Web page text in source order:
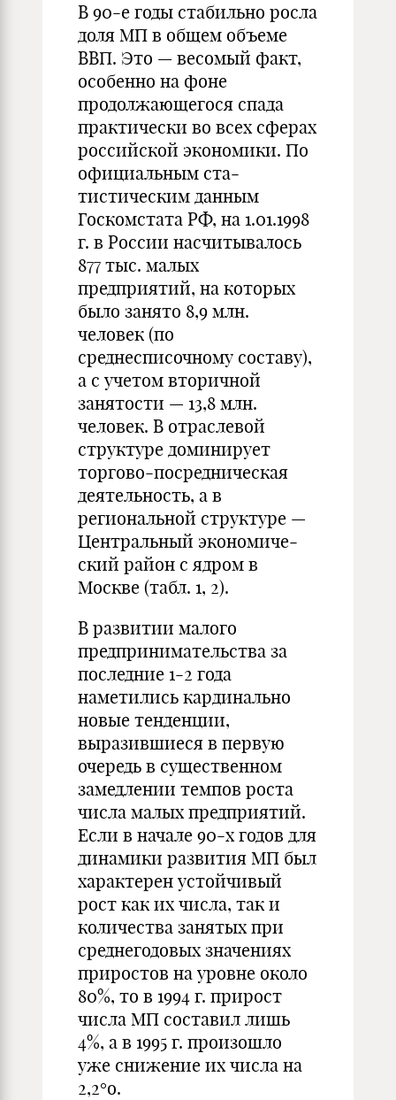
В 90-е годы стабильно росла
доля МП в общем объеме
ВВП. Это — весомый факт,
особенно на фоне
продолжающегося спада
прак­тически во всех сферах
рос­сийской экономики. По
официальным ста­
тистическим данным
Госкомстата РФ, на 1.01.1998
г. в России насчи­тывалось
877 тыс. малых
предприятий, на которых
было занято 8,9 млн.
человек (по
среднесписочному составу),
а с учетом вторичной
занятости — 13,8 млн.
человек. В отраслевой
структуре доминирует
торгово-по­средническая
деятельность, а в
региональной структуре —
Центральный экономиче­
ский район с ядром в
Москве (табл. 1, 2).
В развитии малого
предпринимательства за
последние 1-2 года
наметились кардинально
новые тенденции,
выразившиеся в первую
очередь в существенном
замедлении темпов роста
числа малых предприятий.
Если в начале 90-х годов для
динамики развития МП был
характерен устойчивый
рост как их числа, так и
коли­чества за­нятых при
среднегодовых значениях
приростов на уровне около
80%, то в 1994 г. прирост
числа МП составил лишь
4%, а в 1995 г. про­изошло
уже снижение их числа на
2,2°о.